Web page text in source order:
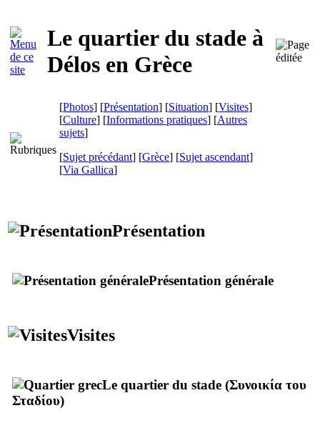
Le quartier du stade à
Délos en Grèce
[Photos] [Présentation] [Situation] [Visites]
[Culture] [Informations pratiques] [Autres
sujets]
[Sujet précédant] [Grèce] [Sujet ascendant]
[Via Gallica]
Présentation
Présentation générale
Visites
Le quartier du stade (Συνοικία του
Σταδίου)